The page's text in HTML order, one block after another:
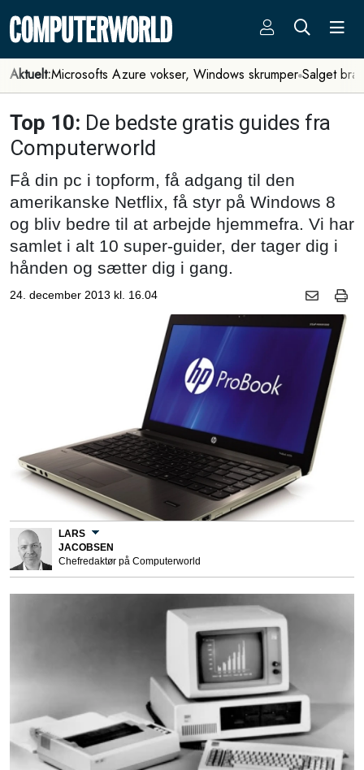
Aktuelt:Microsofts Azure vokser, Windows skrumper Salget
Top 10: De bedste gratis guides fra
Computerworld
Få din pc i topform, få adgang til den
amerikanske Netflix, få styr på Windows 8
og bliv bedre til at arbejde hjemmefra. Vi har
samlet i alt 10 super-guider, der tager dig i
hånden og sætter dig i gang.
24. december 2013 kl. 16.04
LARS
JACOBSEN
Chefredaktør på Computerworld